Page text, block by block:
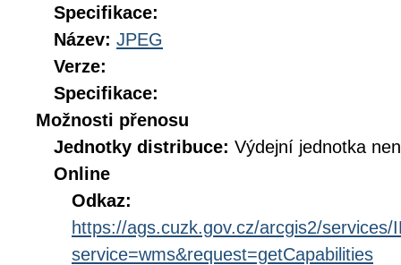
Specifikace:
Název: JPEG
Verze:
Specifikace:
Možnosti přenosu
Jednotky distribuce: Výdejní jednotka
Online
Odkaz:
https://ags.cuzk.gov.cz/arcgis2/
service=wms&request=getCapabilities